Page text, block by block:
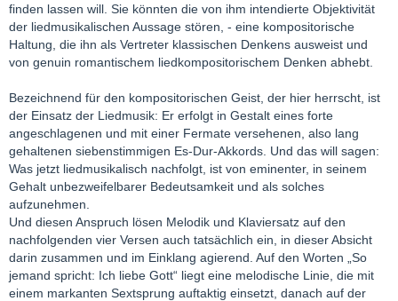
finden lassen will. Sie könnten die von ihm intendierte Objektivität
der liedmusikalischen Aussage stören, - eine kompositorische
Haltung, die ihn als Vertreter klassischen Denkens ausweist und
von genuin romantischem liedkompositorischem Denken abhebt.
Bezeichnend für den kompositorischen Geist, der hier herrscht, ist
der Einsatz der Liedmusik: Er erfolgt in Gestalt eines forte
angeschlagenen und mit einer Fermate versehenen, also lang
gehaltenen siebenstimmigen Es-Dur-Akkords. Und das will sagen:
Was jetzt liedmusikalisch nachfolgt, ist von eminenter, in seinem
Gehalt unbezweifelbarer Bedeutsamkeit und als solches
aufzunehmen.
Und diesen Anspruch lösen Melodik und Klaviersatz auf den
nachfolgenden vier Versen auch tatsächlich ein, in dieser Absicht
darin zusammen und im Einklang agierend. Auf den Worten „So
jemand spricht: Ich liebe Gott“ liegt eine melodische Linie, die mit
einem markanten Sextsprung auftaktig einsetzt, danach auf der